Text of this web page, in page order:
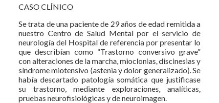
CASO CLÍNICO
Se trata de una paciente de 29 años de edad remitida a
nuestro Centro de Salud Mental por el servicio de
neurología del Hospital de referencia por presentar lo
que describían como “Trastorno conversivo grave”
con alteraciones de la marcha, mioclonias, discinesias y
síndrome miotensivo (astenia y dolor generalizado). Se
había descartado patología somática que justificase
su trastorno, mediante exploraciones, analíticas,
pruebas neurofisiológicas y de neuroimagen.